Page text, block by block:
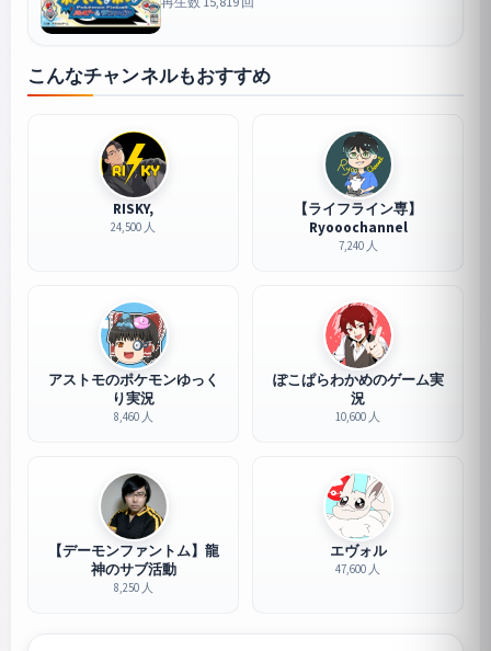
こんなチャンネルもおすすめ
RISKY,
24,500 人
【ライフライン専】
Ryooochannel
7,240 人
アストモのポケモンゆっく
り実況
8,460 人
ぽこぱらわかめのゲーム実
況
10,600 人
【デーモンファントム】龍
神のサブ活動
8,250 人
エヴォル
47,600 人